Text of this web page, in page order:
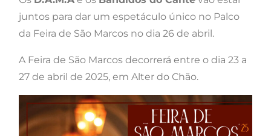
juntos para dar um espetáculo único no Palco
da Feira de São Marcos no dia 26 de abril.
A Feira de São Marcos decorrerá entre o dia 23 a
27 de abril de 2025, em Alter do Chão.